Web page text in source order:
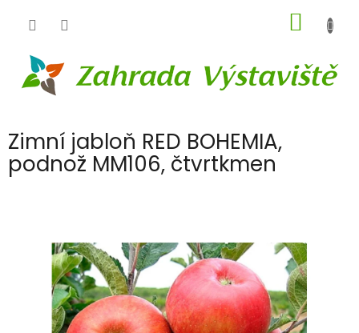
KOŠÍK
Zimní jabloň RED BOHEMIA,
podnož MM106, čtvrtkmen